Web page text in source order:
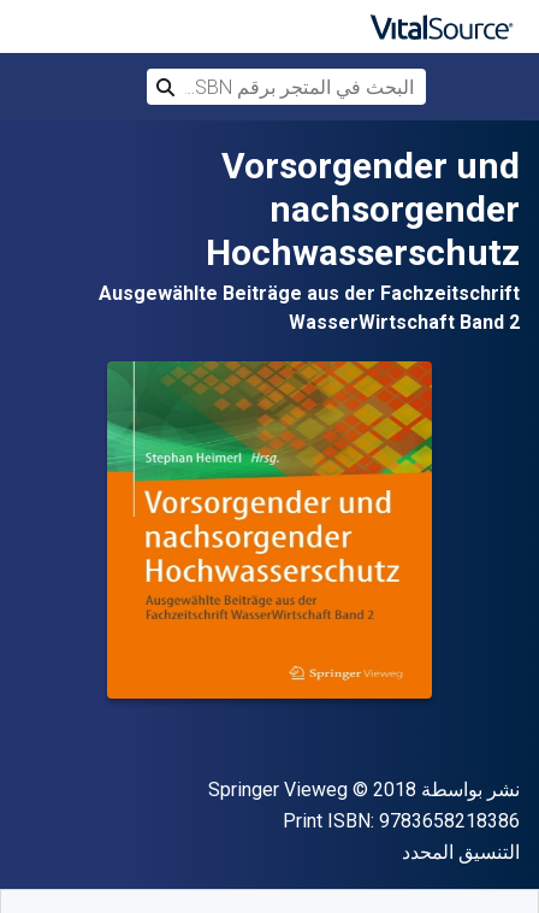
Vorsorgender und
nachsorgender
Hochwasserschutz
Ausgewählte Beiträge aus der Fachzeitschrift
WasserWirtschaft Band 2
الناشر
نشر بواسطة Springer Vieweg
حقوق الطبع والنشر © 2018
Print ISBN: 9783658218386
شكل
التنسيق المحدد